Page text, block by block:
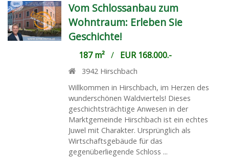
Vom Schlossanbau zum
Wohntraum: Erleben Sie
Geschichte!
187 m²/ EUR 168.000.-
3942 Hirschbach
Willkommen in Hirschbach, im Herzen des
wunderschönen Waldviertels! Dieses
geschichtsträchtige Anwesen in der
Marktgemeinde Hirschbach ist ein echtes
Juwel mit Charakter. Ursprünglich als
Wirtschaftsgebäude für das
gegenüberliegende Schloss ...